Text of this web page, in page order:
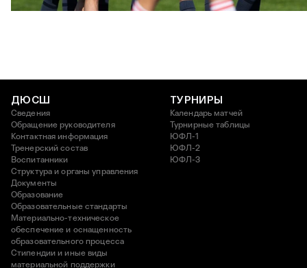
3 АВГУСТА 2026 14:15
ДЮСШ
Сведения
Обращение руководителя
Контактная информация
Тренерский состав
Воспитанники
Структура и органы управления
Документы
Образование
Образовательные стандарты
Материально-техническое
обеспечение и оснащенность
образовательного процесса
Стипендии и иные виды
материальной поддержки
ТУРНИРЫ
Календарь матчей
Турнирные таблицы
ЮФЛ-1
ЮФЛ-2
ЮФЛ-3